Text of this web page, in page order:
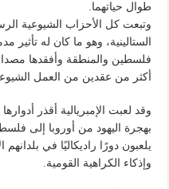
طوال حياتهما.
وتبعت كل الأحزاب الشيوعية
الستالينية، وهو ما كان له
فلسطين والمنطقة وأفقدها
أكثر من عقدين من العمل
وقد لعبت الإمبريالية أقذر
بهجرة اليهود من أوروبا إلى
يلعبون دورًا راديكاليًا في
وإذكاء الكراهية القومية.